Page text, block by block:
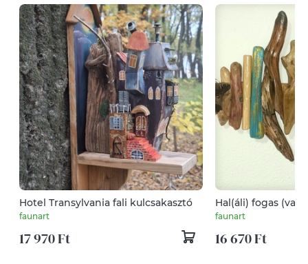
Hotel Transylvania fali kulcsakasztó
faunart
17 970 Ft
Hal(áli) fogas
faunart
16 670 Ft